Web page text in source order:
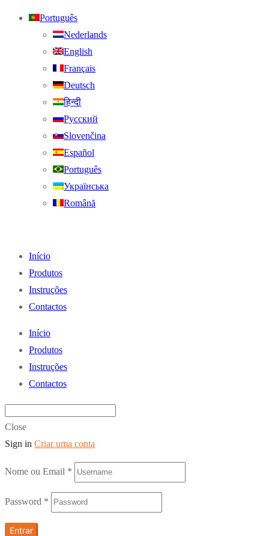
Português
Nederlands
English
Français
Deutsch
हिन्दी
Русский
Slovenčina
Español
Português
Українська
Română
Início
Produtos
Instruções
Contactos
Início
Produtos
Instruções
Contactos
Close
Sign in Criar uma conta
Nome ou Email *
Password *
Entrar